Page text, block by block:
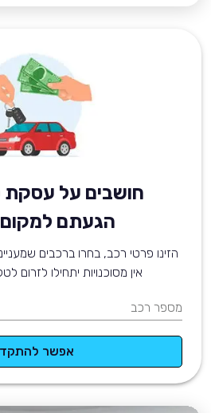
חושבים על עסקת
הגעתם למקום
הזינו פרטי רכב, בחרו ברכבים
אין מסוכנויות יתחילו לזרום
מספר רכב
אפשר